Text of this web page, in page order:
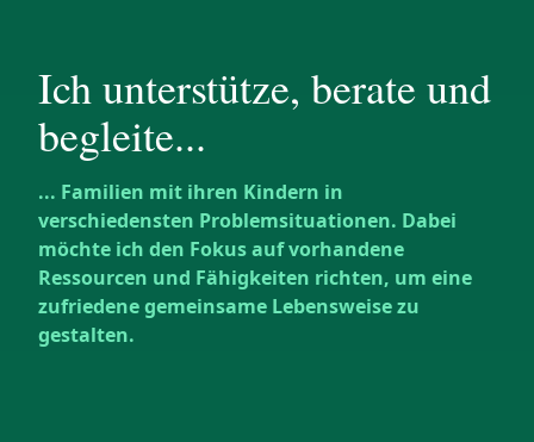
Ich unterstütze, berate und
begleite...
... Familien mit ihren Kindern in
verschiedensten Problemsituationen. Dabei
möchte ich den Fokus auf vorhandene
Ressourcen und Fähigkeiten richten, um eine
zufriedene gemeinsame Lebensweise zu
gestalten.